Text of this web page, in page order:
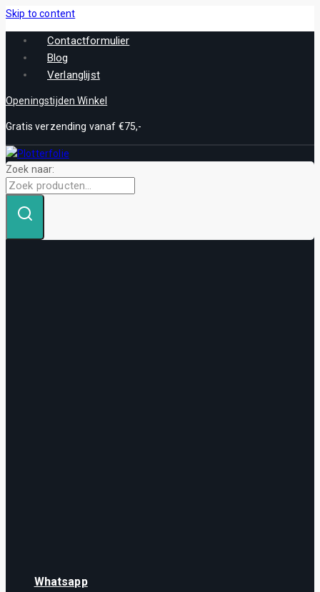
Skip to content
Contactformulier
Blog
Verlanglijst
Openingstijden Winkel
Gratis verzending vanaf €75,-
Zoek naar:
Whatsapp